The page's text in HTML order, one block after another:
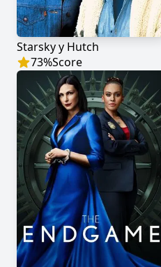
Starsky y Hutch
73%Score